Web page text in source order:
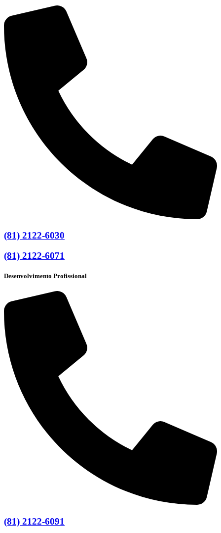
(81) 2122-6030
(81) 2122-6071
Desenvolvimento Profissional
(81) 2122-6091